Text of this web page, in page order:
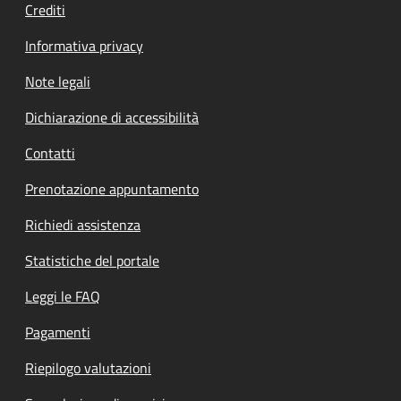
Crediti
Informativa privacy
Note legali
Dichiarazione di accessibilità
Contatti
Prenotazione appuntamento
Richiedi assistenza
Statistiche del portale
Leggi le FAQ
Pagamenti
Riepilogo valutazioni